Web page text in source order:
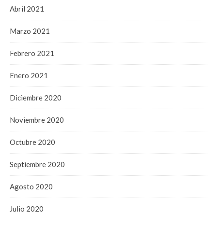
Abril 2021
Marzo 2021
Febrero 2021
Enero 2021
Diciembre 2020
Noviembre 2020
Octubre 2020
Septiembre 2020
Agosto 2020
Julio 2020